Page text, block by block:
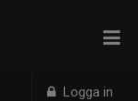
Logga in